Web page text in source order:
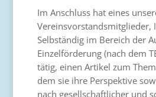
Im Anschluss hat eines
Vereinsvorstandsmitglieder,
Selbständig im Bereich der
Einzelförderung (nach dem
tätig, einen Artikel zum
dem sie ihre Perspektive
nach gesellschaftlicher und